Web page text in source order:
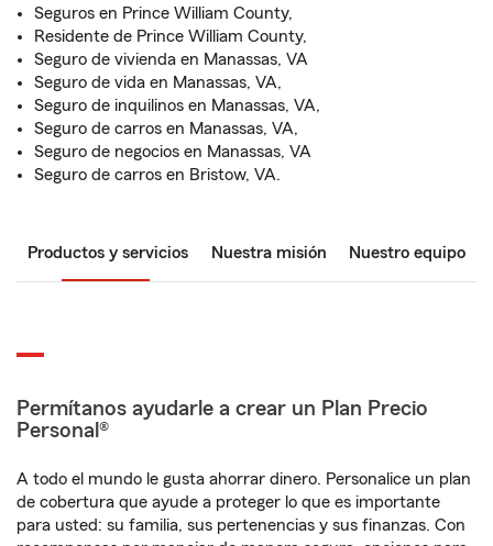
Seguros en Prince William County,
Residente de Prince William County,
Seguro de vivienda en Manassas, VA
Seguro de vida en Manassas, VA,
Seguro de inquilinos en Manassas, VA,
Seguro de carros en Manassas, VA,
Seguro de negocios en Manassas, VA
Seguro de carros en Bristow, VA.
Productos y servicios Nuestra misión Nuestro equipo
Permítanos ayudarle a crear un Plan Precio
Personal®
A todo el mundo le gusta ahorrar dinero. Personalice un plan
de cobertura que ayude a proteger lo que es importante
para usted: su familia, sus pertenencias y sus finanzas. Con